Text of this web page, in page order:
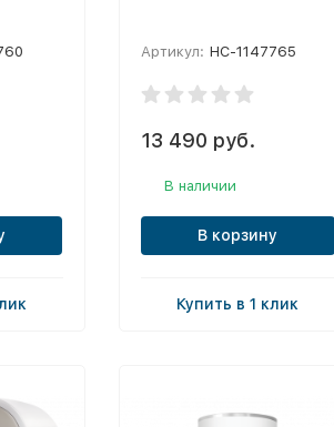
Артикул: НС-1147765
13 490 руб.
В наличии
В корзину
Купить в 1 клик